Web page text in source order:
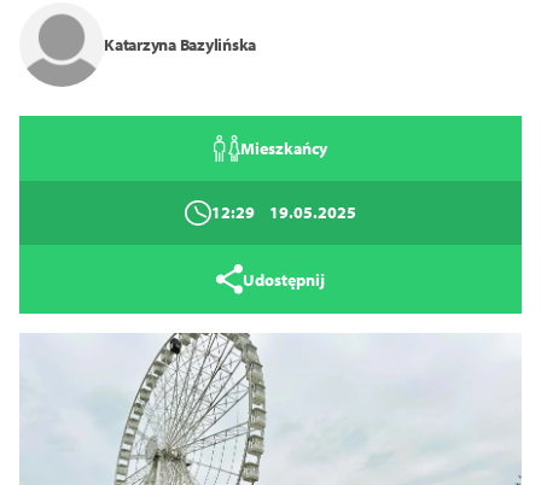
Katarzyna Bazylińska
Mieszkańcy
12:29 19.05.2025
Udostępnij